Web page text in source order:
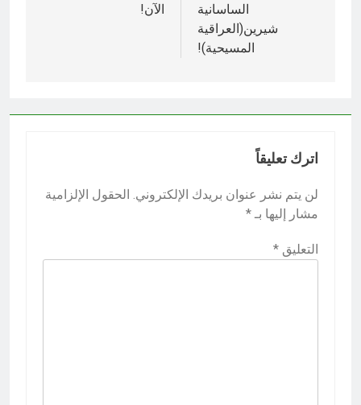
الساسانية
شيرين(العراقية
المسيحية)!
الآن!
اترك تعليقاً
لن يتم نشر عنوان بريدك الإلكتروني. الحقول الإلزامية
مشار إليها بـ *
التعليق *